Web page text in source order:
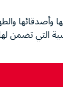
تبلغ من العمر 11
تضمن لها